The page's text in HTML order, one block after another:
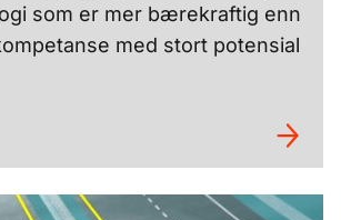
som er mer bærekraftig enn
med stort potensial